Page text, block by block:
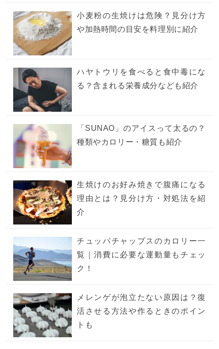
小麦粉の生焼けは危険？見分け方
や加熱時間の目安を料理別に紹介
ハヤトウリを食べると食中毒にな
る？含まれる栄養成分なども紹介
「SUNAO」のアイスって太るの？
種類やカロリー・糖質も紹介
生焼けのお好み焼きで腹痛になる
理由とは？見分け方・対処法を紹
介
チュッパチャップスのカロリー一
覧｜消費に必要な運動量もチェッ
ク！
メレンゲが泡立たない原因は？復
活させる方法や作るときのポイン
トも